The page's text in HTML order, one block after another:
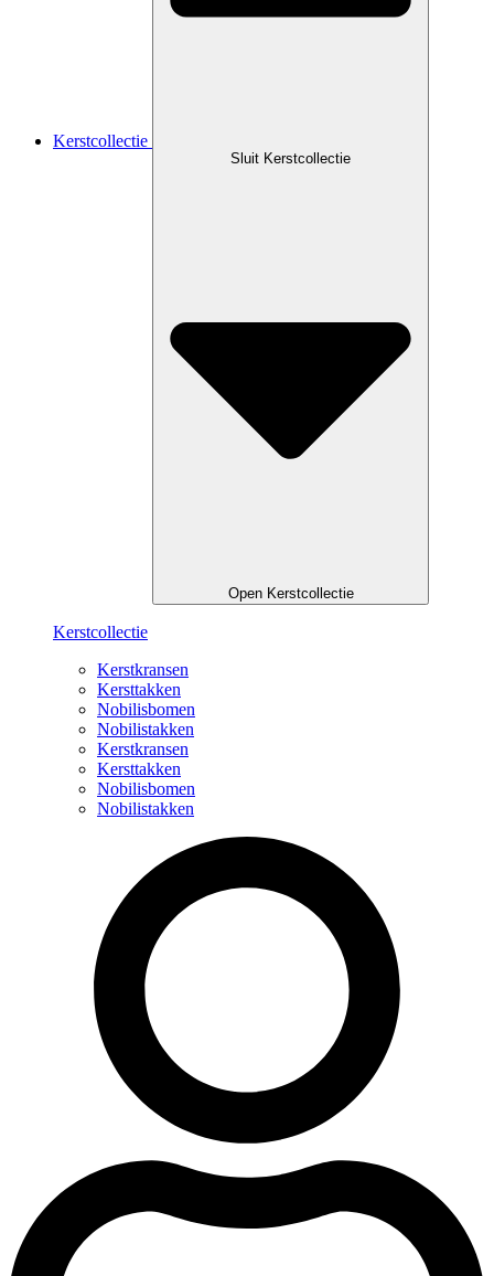
Kerstcollectie
Sluit Kerstcollectie
Open Kerstcollectie
Kerstcollectie
Kerstkransen
Kersttakken
Nobilisbomen
Nobilistakken
Kerstkransen
Kersttakken
Nobilisbomen
Nobilistakken